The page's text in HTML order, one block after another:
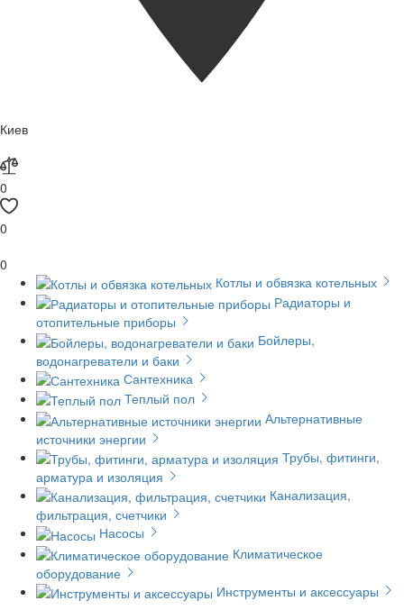
Киев
0
0
0
Котлы и обвязка котельных
Радиаторы и
отопительные приборы
Бойлеры,
водонагреватели и баки
Сантехника
Теплый пол
Альтернативные
источники энергии
Трубы, фитинги,
арматура и изоляция
Канализация,
фильтрация, счетчики
Насосы
Климатическое
оборудование
Инструменты и аксессуары